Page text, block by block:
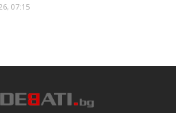
07:15